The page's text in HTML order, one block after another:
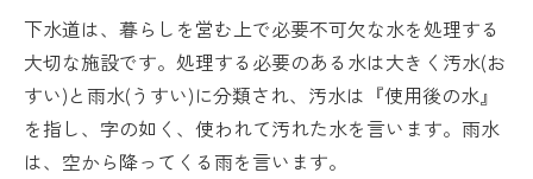
下水道は、暮らしを営む上で必要不可欠な水を処理する
大切な施設です。処理する必要のある水は大きく汚水(お
すい)と雨水(うすい)に分類され、汚水は『使用後の水』
を指し、字の如く、使われて汚れた水を言います。雨水
は、空から降ってくる雨を言います。